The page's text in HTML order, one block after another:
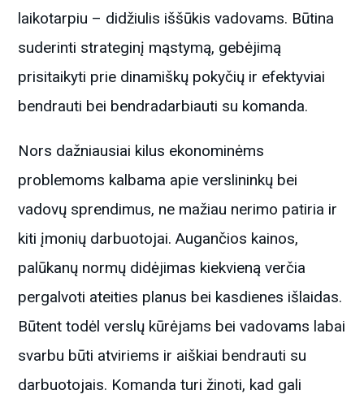
laikotarpiu – didžiulis iššūkis vadovams. Būtina
suderinti strateginį mąstymą, gebėjimą
prisitaikyti prie dinamiškų pokyčių ir efektyviai
bendrauti bei bendradarbiauti su komanda.
Nors dažniausiai kilus ekonominėms
problemoms kalbama apie verslininkų bei
vadovų sprendimus, ne mažiau nerimo patiria ir
kiti įmonių darbuotojai. Augančios kainos,
palūkanų normų didėjimas kiekvieną verčia
pergalvoti ateities planus bei kasdienes išlaidas.
Būtent todėl verslų kūrėjams bei vadovams labai
svarbu būti atviriems ir aiškiai bendrauti su
darbuotojais. Komanda turi žinoti, kad gali